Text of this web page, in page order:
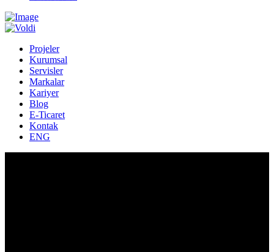
Projeler
Kurumsal
Servisler
Markalar
Kariyer
Blog
E-Ticaret
Kontak
ENG